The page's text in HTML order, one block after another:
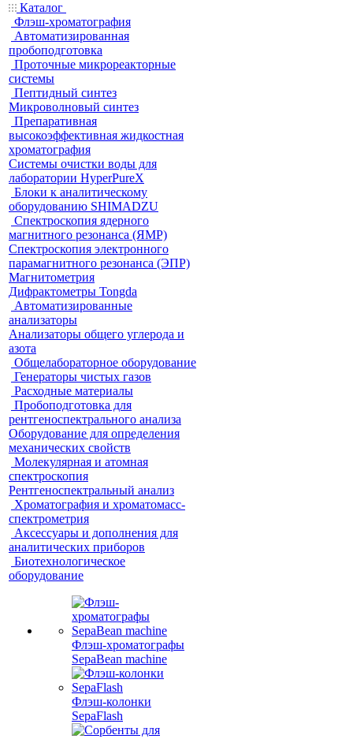
Каталог
Флэш-хроматография
Автоматизированная
пробоподготовка
Проточные микрореакторные
системы
Пептидный синтез
Микроволновый синтез
Препаративная
высокоэффективная жидкостная
хроматография
Системы очистки воды для
лаборатории HyperPureX
Блоки к аналитическому
оборудованию SHIMADZU
Спектроскопия ядерного
магнитного резонанса (ЯМР)
Спектроскопия электронного
парамагнитного резонанса (ЭПР)
Магнитометрия
Дифрактометры Tongda
Автоматизированные
анализаторы
Анализаторы общего углерода и
азота
Общелабораторное оборудование
Генераторы чистых газов
Расходные материалы
Пробоподготовка для
рентгеноспектрального анализа
Оборудование для определения
механических свойств
Молекулярная и атомная
спектроскопия
Рентгеноспектральный анализ
Хроматография и хроматомасс-
спектрометрия
Аксессуары и дополнения для
аналитических приборов
Биотехнологическое
оборудование
Флэш-хроматографы
SepaBean machine
Флэш-колонки
SepaFlash